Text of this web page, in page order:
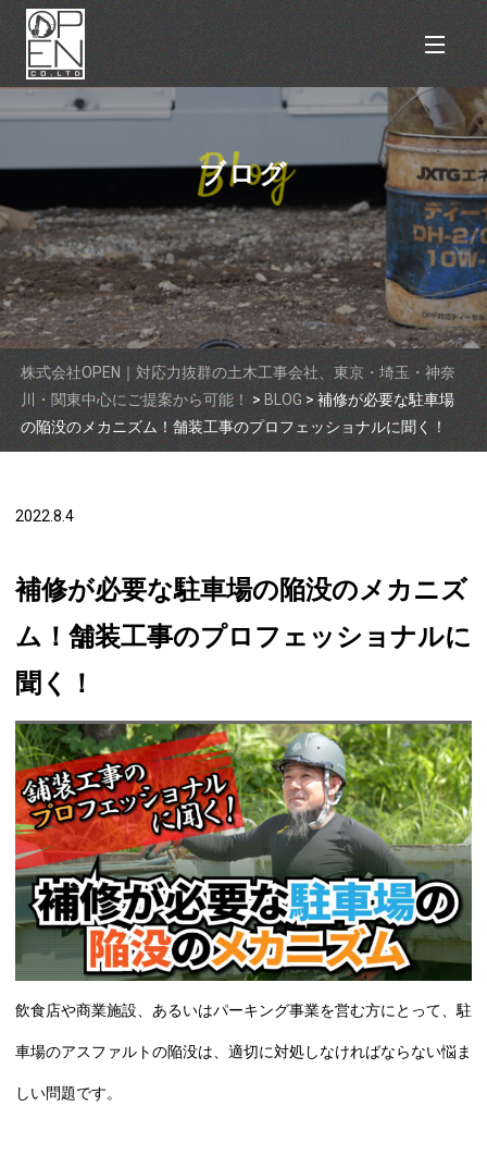
ブログ
株式会社OPEN｜対応力抜群の土木工事会社、東京・埼玉・神奈
川・関東中心にご提案から可能！
> BLOG >補修が必要な駐車場
の陥没のメカニズム！舗装工事のプロフェッショナルに聞く！
2022.8.4
補修が必要な駐車場の陥没のメカニズ
ム！舗装工事のプロフェッショナルに
聞く！
飲食店や商業施設、あるいはパーキング事業を営む方にとって、駐
車場のアスファルトの陥没は、適切に対処しなければならない悩ま
しい問題です。